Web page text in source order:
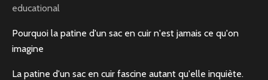
educational
Pourquoi la patine d'un sac en cuir n'est jamais ce qu'on
imagine
La patine d'un sac en cuir fascine autant qu'elle inquiète.